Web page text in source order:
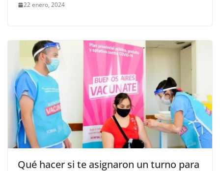
22 enero, 2024
Qué hacer si te asignaron un turno para